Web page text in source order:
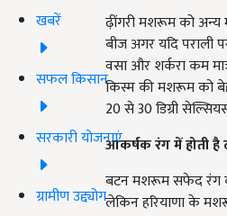
खबरें
सफल किसान
सरकारी योजनाएं
ग्रामीण उद्द्योग
ढ़ींगरी मशरूम को
बीज अगर यदि पराली
वसा और शर्करा कम
किस्म की मशरूम को
20 से 30 डिग्री
आकर्षक रंग में होती है
बटन मशरूम सफेद रंग
लेकिन हरियाणा के